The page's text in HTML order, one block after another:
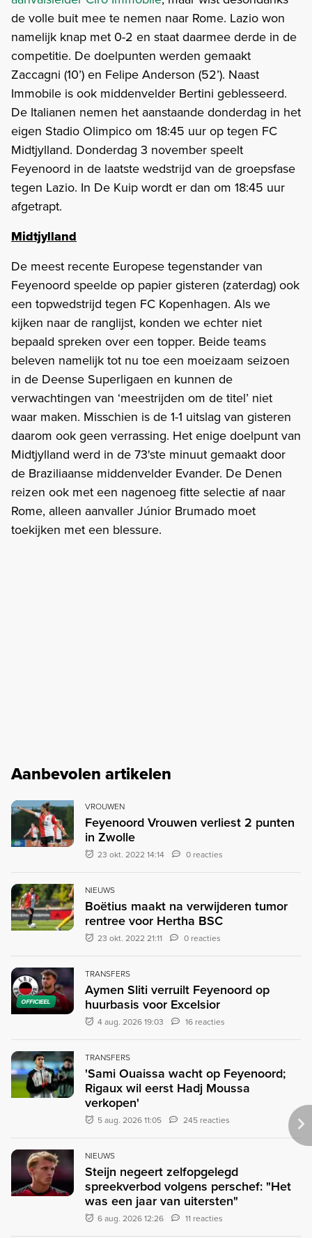
de volle buit mee te nemen naar Rome. Lazio won
namelijk knap met 0-2 en staat daarmee derde in de
competitie. De doelpunten werden gemaakt
Zaccagni (10’) en Felipe Anderson (52’). Naast
Immobile is ook middenvelder Bertini geblesseerd.
De Italianen nemen het aanstaande donderdag in het
eigen Stadio Olimpico om 18:45 uur op tegen FC
Midtjylland. Donderdag 3 november speelt
Feyenoord in de laatste wedstrijd van de groepsfase
tegen Lazio. In De Kuip wordt er dan om 18:45 uur
afgetrapt.
Midtjylland
De meest recente Europese tegenstander van
Feyenoord speelde op papier gisteren (zaterdag) ook
een topwedstrijd tegen FC Kopenhagen. Als we
kijken naar de ranglijst, konden we echter niet
bepaald spreken over een topper. Beide teams
beleven namelijk tot nu toe een moeizaam seizoen
in de Deense Superligaen en kunnen de
verwachtingen van ‘meestrijden om de titel’ niet
waar maken. Misschien is de 1-1 uitslag van gisteren
daarom ook geen verrassing. Het enige doelpunt van
Midtjylland werd in de 73'ste minuut gemaakt door
de Braziliaanse middenvelder Evander. De Denen
reizen ook met een nagenoeg fitte selectie af naar
Rome, alleen aanvaller Júnior Brumado moet
toekijken met een blessure.
Aanbevolen artikelen
VROUWEN
Feyenoord Vrouwen verliest 2 punten
in Zwolle
23 okt. 2022 14:14 0 reacties
NIEUWS
Boëtius maakt na verwijderen tumor
rentree voor Hertha BSC
23 okt. 2022 21:11 0 reacties
OFFICIEEL
TRANSFERS
Aymen Sliti verruilt Feyenoord op
huurbasis voor Excelsior
4 aug. 2026 19:03 16 reacties
TRANSFERS
'Sami Ouaissa wacht op Feyenoord;
Rigaux wil eerst Hadj Moussa
verkopen'
5 aug. 2026 11:05 245 reacties
NIEUWS
Steijn negeert zelfopgelegd
spreekverbod volgens perschef: "Het
was een jaar van uitersten"
6 aug. 2026 12:26 11 reacties